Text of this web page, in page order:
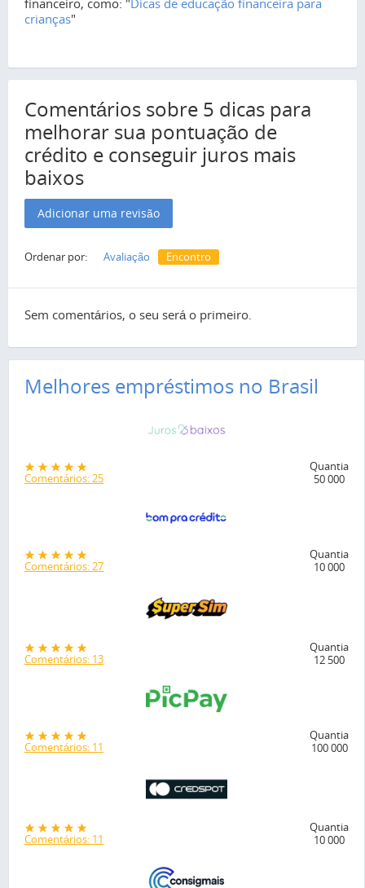
financeiro, como: "Dicas de educação financeira para
crianças"
Comentários sobre 5 dicas para
melhorar sua pontuação de
crédito e conseguir juros mais
baixos
Adicionar uma revisão
Ordenar por: Avaliação Encontro
Sem comentários, o seu será o primeiro.
Melhores empréstimos no Brasil
Comentários: 25
Quantia
50 000
Comentários: 27
Quantia
10 000
Comentários: 13
Quantia
12 500
Comentários: 11
Quantia
100 000
Comentários: 11
Quantia
10 000